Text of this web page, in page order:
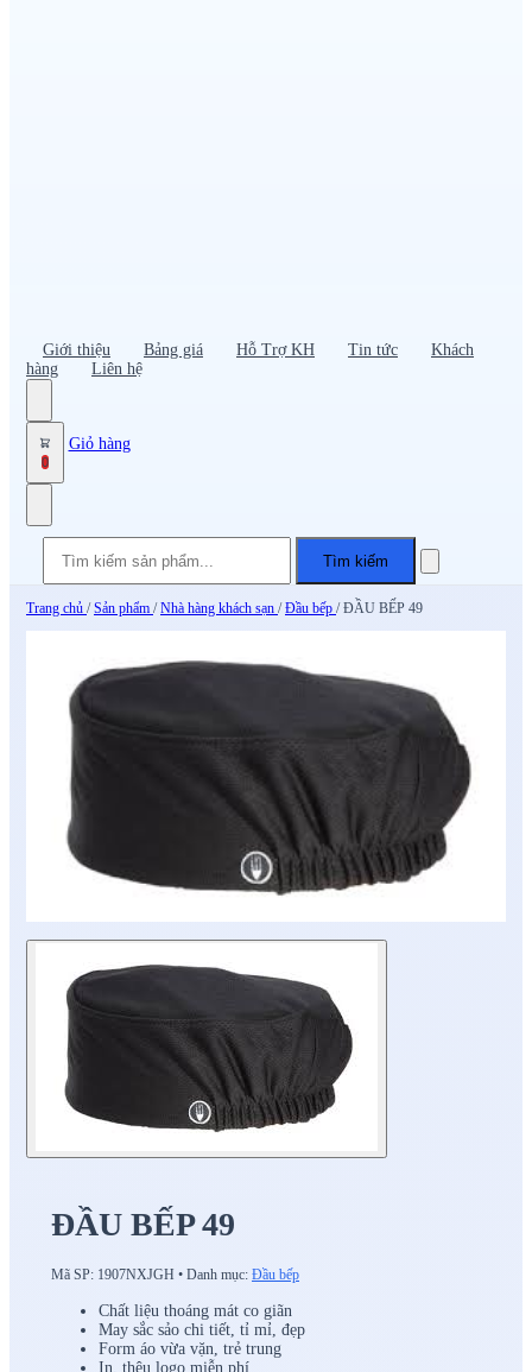
Giới thiệu Bảng giá Hỗ Trợ KH Tin tức
Khách
hàng
Liên hệ
0
Giỏ hàng
Tìm kiếm
Trang chủ / Sản phẩm / Nhà hàng khách sạn / Đầu bếp / ĐẦU BẾP 49
ĐẦU BẾP 49
Mã SP: 1907NXJGH • Danh mục: Đầu bếp
Chất liệu thoáng mát co giãn
May sắc sảo chi tiết, tỉ mỉ, đẹp
Form áo vừa vặn, trẻ trung
In, thêu logo miễn phí